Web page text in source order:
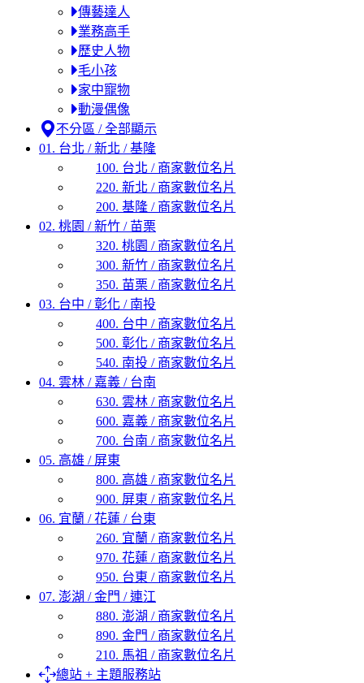
傳藝達人
業務高手
歷史人物
毛小孩
家中寵物
動漫偶像
不分區 / 全部顯示
01. 台北 / 新北 / 基隆
100. 台北 / 商家數位名片
220. 新北 / 商家數位名片
200. 基隆 / 商家數位名片
02. 桃園 / 新竹 / 苗栗
320. 桃園 / 商家數位名片
300. 新竹 / 商家數位名片
350. 苗栗 / 商家數位名片
03. 台中 / 彰化 / 南投
400. 台中 / 商家數位名片
500. 彰化 / 商家數位名片
540. 南投 / 商家數位名片
04. 雲林 / 嘉義 / 台南
630. 雲林 / 商家數位名片
600. 嘉義 / 商家數位名片
700. 台南 / 商家數位名片
05. 高雄 / 屏東
800. 高雄 / 商家數位名片
900. 屏東 / 商家數位名片
06. 宜蘭 / 花蓮 / 台東
260. 宜蘭 / 商家數位名片
970. 花蓮 / 商家數位名片
950. 台東 / 商家數位名片
07. 澎湖 / 金門 / 連江
880. 澎湖 / 商家數位名片
890. 金門 / 商家數位名片
210. 馬祖 / 商家數位名片
總站 + 主題服務站